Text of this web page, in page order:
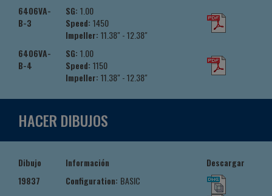
6406VA-
B-3
SG: 1.00
Speed: 1450
Impeller: 11.38" - 12.38"
6406VA-
B-4
SG: 1.00
Speed: 1150
Impeller: 11.38" - 12.38"
HACER DIBUJOS
Dibujo Información
Descargar
19837
Configuration: BASIC